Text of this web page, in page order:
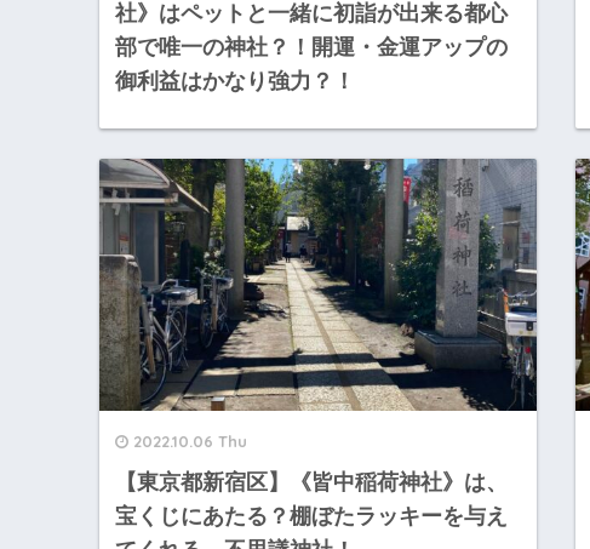
社》はペットと一緒に初詣が出来る都心
部で唯一の神社？！開運・金運アップの
御利益はかなり強力？！
2022.10.06 Thu
【東京都新宿区】《皆中稲荷神社》は、
宝くじにあたる？棚ぼたラッキーを与え